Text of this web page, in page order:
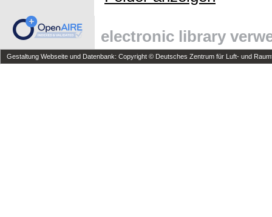
electronic library
Gestaltung Webseite und Datenbank: Copyright © Deutsches Zentrum für Luft- und